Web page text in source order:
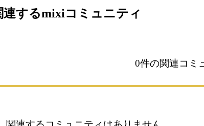
連するmixiコミュニティ
0件の関連コミ